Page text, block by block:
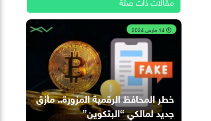
خطر المحافظ الرقمية المزورة.. مأزق
جديد لمالكي “البتكوين”